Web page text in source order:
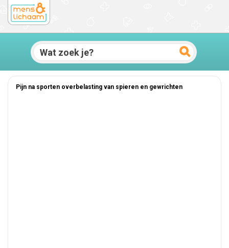
Pijn na sporten overbelasting van spieren en gewrichten